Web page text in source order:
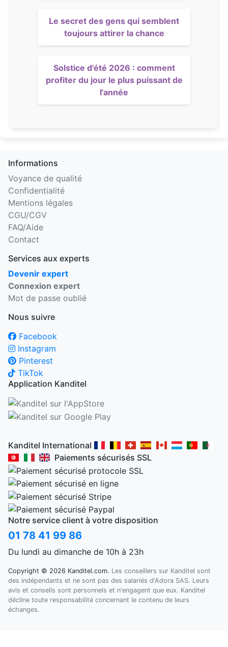
Le secret des gens qui semblent
toujours attirer la chance
Solstice d'été 2026 : comment
profiter du jour le plus puissant de
l'année
Informations
Voyance de qualité
Confidentialité
Mentions légales
CGU/CGV
FAQ/Aide
Contact
Services aux experts
Devenir expert
Connexion expert
Mot de passe oublié
Nous suivre
Facebook
Instagram
Pinterest
TikTok
Application Kanditel
Kanditel International
Paiements sécurisés SSL
Notre service client à votre disposition
01 78 41 99 86
Du lundi au dimanche de 10h à 23h
Copyright © 2026 Kanditel.com. Les conseillers sur Kanditel sont
des indépendants et ne sont pas des salariés d'Adora SAS. Leurs
avis et conseils sont personnels et n'engagent que eux. Kanditel
décline toute responsabilité concernant le contenu de leurs
échanges.